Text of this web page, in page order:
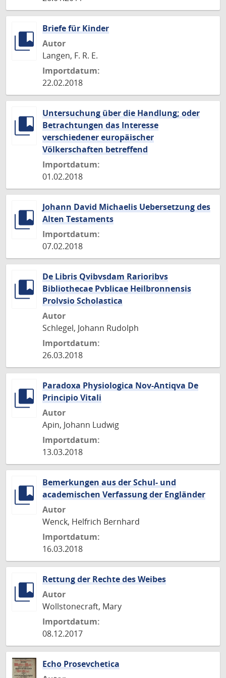
Briefe für Kinder
Autor
Langen, F. R. E.
Importdatum:
22.02.2018
Untersuchung über die Handlung; oder
Betrachtungen das Interesse
verschiedener europäischer
Völkerschaften betreffend
Importdatum:
01.02.2018
Johann David Michaelis Uebersetzung des
Alten Testaments
Importdatum:
07.02.2018
De Libris Qvibvsdam Rarioribvs
Bibliothecae Pvblicae Heilbronnensis
Prolvsio Scholastica
Autor
Schlegel, Johann Rudolph
Importdatum:
26.03.2018
Paradoxa Physiologica Nov-Antiqva De
Principio Vitali
Autor
Apin, Johann Ludwig
Importdatum:
13.03.2018
Bemerkungen aus der Schul- und
academischen Verfassung der Engländer
Autor
Wenck, Helfrich Bernhard
Importdatum:
16.03.2018
Rettung der Rechte des Weibes
Autor
Wollstonecraft, Mary
Importdatum:
08.12.2017
Echo Prosevchetica